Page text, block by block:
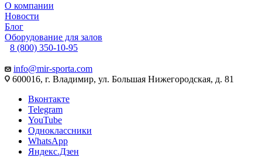
О компании
Новости
Блог
Оборудование для залов
8 (800) 350-10-95
info@mir-sporta.com
600016, г. Владимир, ул. Большая Нижегородская, д. 81
Вконтакте
Telegram
YouTube
Одноклассники
WhatsApp
Яндекс.Дзен